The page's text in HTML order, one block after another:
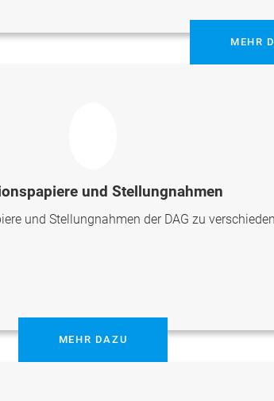
MEHR
und Stellungnahmen
und Stellungnahmen der DAG zu
MEHR DAZU